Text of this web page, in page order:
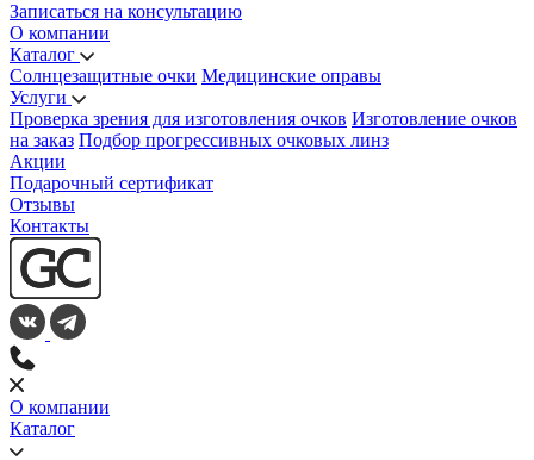
Записаться на консультацию
О компании
Каталог
Солнцезащитные очки Медицинские оправы
Услуги
Проверка зрения для изготовления очков Изготовление очков
на заказ Подбор прогрессивных очковых линз
Акции
Подарочный сертификат
Отзывы
Контакты
О компании
Каталог